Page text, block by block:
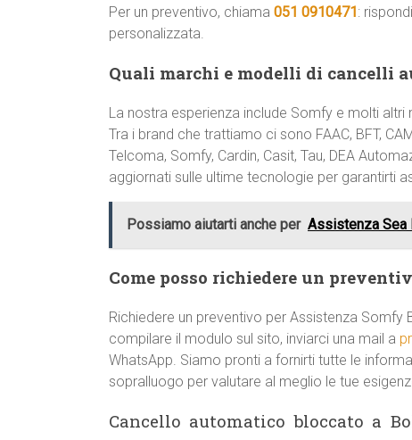
Per un preventivo, chiama 051 0910471:
personalizzata.
Quali marchi e modelli di cancelli
La nostra esperienza include Somfy e molti
Tra i brand che trattiamo ci sono FAAC, BFT,
Telcoma, Somfy, Cardin, Casit, Tau, DEA
aggiornati sulle ultime tecnologie per garantirti
Possiamo aiutarti anche per Assistenza Sea
Come posso richiedere un
Richiedere un preventivo per Assistenza
compilare il modulo sul sito, inviarci una mail a
WhatsApp. Siamo pronti a fornirti tutte le
sopralluogo per valutare al meglio le tue
Cancello automatico bloccato a